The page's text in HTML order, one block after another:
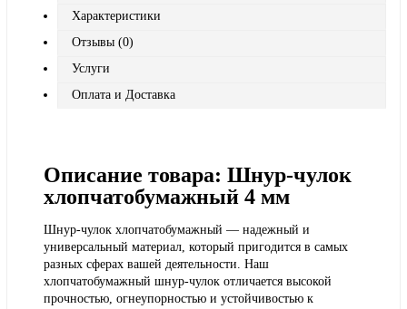
Характеристики
Отзывы (0)
Услуги
Оплата и Доставка
Описание товара: Шнур-чулок
хлопчатобумажный 4 мм
Шнур-чулок хлопчатобумажный — надежный и
универсальный материал, который пригодится в самых
разных сферах вашей деятельности. Наш
хлопчатобумажный шнур-чулок отличается высокой
прочностью, огнеупорностью и устойчивостью к